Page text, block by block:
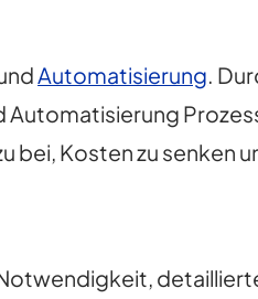
Automatisierung.
Automatisierung
Kosten zu senken